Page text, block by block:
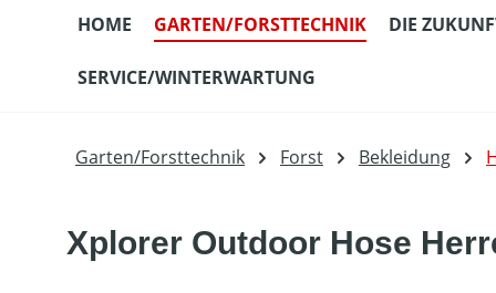
HOME GARTEN/FORSTTECHNIK DIE
SERVICE/WINTERWARTUNG
Garten/Forsttechnik Forst Bekleidung
Xplorer Outdoor Hose